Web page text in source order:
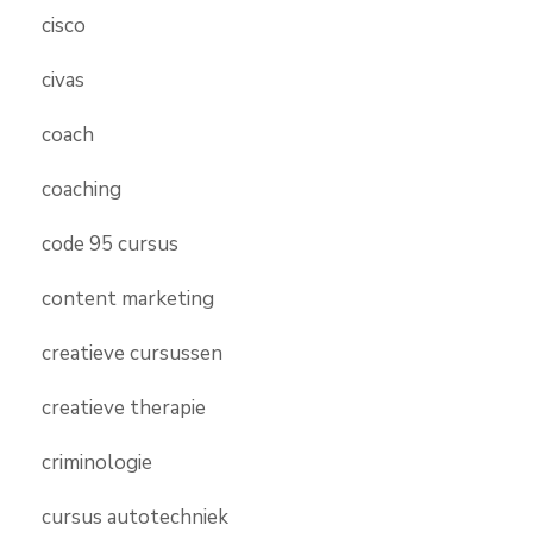
cisco
civas
coach
coaching
code 95 cursus
content marketing
creatieve cursussen
creatieve therapie
criminologie
cursus autotechniek